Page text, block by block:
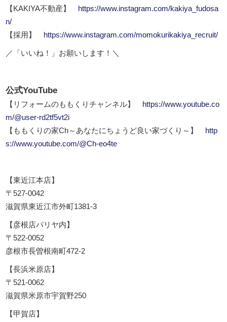
【KAKIYA不動産】
https://www.instagram.com/kakiya_fudosa
n/
【採用】
https://www.instagram.com/momokurikakiya_recruit/
／「いいね！」お願いします！＼
公式YouTube
【リフォームのももくりチャンネル】
https://www.youtube.co
m/@user-rd2tf5vt2i
【ももくりの家Ch～あなたにちょうど良い家づくり～】
http
s://www.youtube.com/@Ch-eo4te
【東近江本店】
〒527-0042
滋賀県東近江市外町1381-3
【彦根店パリヤ内】
〒522-0052
彦根市長曽根南町472-2
【長浜米原店】
〒521-0062
滋賀県米原市宇賀野250
【甲賀店】